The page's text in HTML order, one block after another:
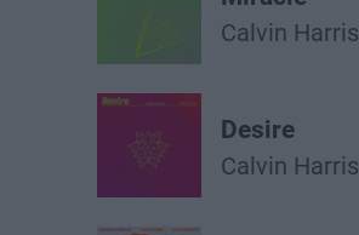
Calvin Harris
Desire
Calvin Harris